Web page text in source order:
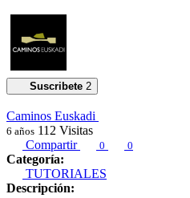
Suscribete 2
Caminos Euskadi
6 años 112 Visitas
Compartir
0 0
Categoría:
TUTORIALES
Descripción: